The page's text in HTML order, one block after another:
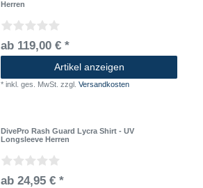
Herren
ab 119,00 € *
Artikel anzeigen
*inkl. ges. MwSt. zzgl.Versandkosten
DivePro Rash Guard Lycra Shirt - UV
Longsleeve Herren
ab 24,95 € *